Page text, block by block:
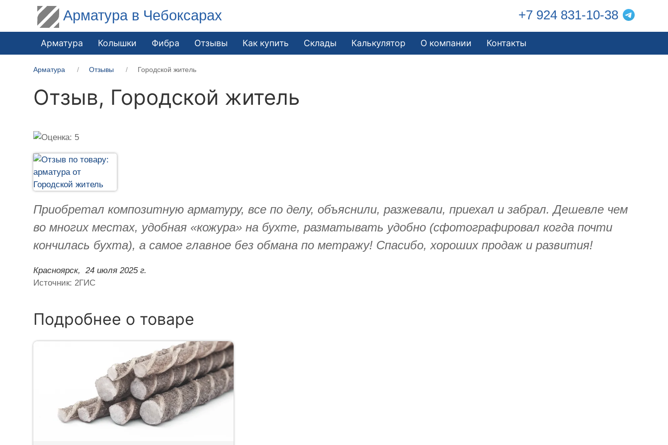
Арматура в Чебоксарах +7 924 831-10-38
Арматура Колышки Фибра Отзывы Как купить Склады Калькулятор О компании Контакты
Арматура Отзывы Городской житель
Отзыв, Городской житель
Приобретал композитную арматуру, все по делу, объяснили, разжевали, приехал и забрал. Дешевле чем
во многих местах, удобная «кожура» на бухте, разматывать удобно (сфотографировал когда почти
кончилась бухта), а самое главное без обмана по метражу! Спасибо, хороших продаж и развития!
Красноярск,
24 июля 2025 г.
Источник: 2ГИС
Подробнее о товаре